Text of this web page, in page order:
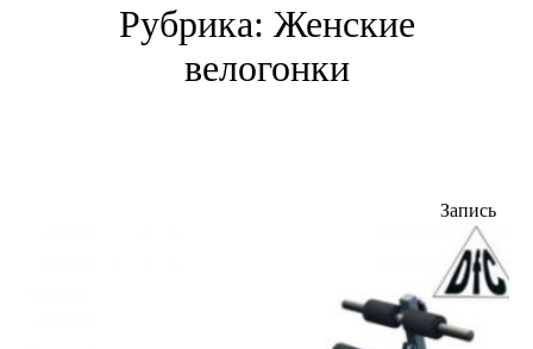
Рубрика: Женские
велогонки
Запись